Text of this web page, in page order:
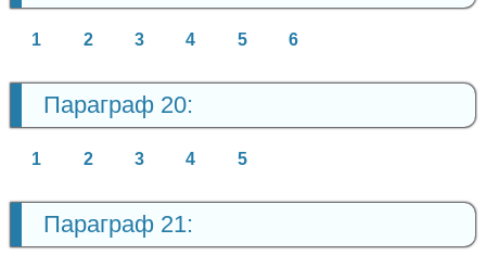
1 2 3 4 5 6
Параграф 20:
1 2 3 4 5
Параграф 21: